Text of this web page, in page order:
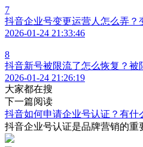
7
抖音企业号变更运营人怎么弄？
2026-01-24 21:33:46
8
抖音新号被限流了怎么恢复？被
2026-01-24 21:26:19
大家都在搜
下一篇阅读
抖音如何申请企业号认证？有什
抖音企业号认证是品牌营销的重